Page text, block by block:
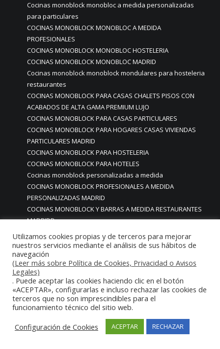
Cocinas monoblock monobloc a medida personalizadas
para particulares
COCINAS MONOBLOCK MONOBLOC A MEDIDA
PROFESIONALES
COCINAS MONOBLOCK MONOBLOC HOSTELERIA
COCINAS MONOBLOCK MONOBLOC MADRID
Cocinas monoblock monoblock mondulares para hosteleria
restaurantes
COCINAS MONOBLOCK PARA CASAS CHALETS PISOS CON
ACABADOS DE ALTA GAMA PREMIUM LUJO
COCINAS MONOBLOCK PARA CASAS PARTICULARES
COCINAS MONOBLOCK PARA HOGARES CASAS VIVIENDAS
PARTICULARES MADRID
COCINAS MONOBLOCK PARA HOSTELERIA
COCINAS MONOBLOCK PARA HOTELES
Cocinas monoblock personalizadas a medida
COCINAS MONOBLOCK PROFESIONALES A MEDIDA
PERSONALIZADAS MADRID
COCINAS MONOBLOCK Y BARRAS A MEDIDA RESTAURANTES
MADRIDD
Cocinas para chef amateur
COCINAS PARA COMEDORES EMPRESAS
cocinas para comedores escolares
COCINAS PARA FOODTRUCKS FOOD TRUCK
COCINAS PARA HOSTELERÍA O PARA HOGARES
PARTICULARES
COCINAS PARA HOTELES BUFFETS
COCINAS PARA PARTICULARES Y HOSTELERIA
COCINAS PARA RESTAURANTES
COCINAS PARA RESTAURANTES HOTELES EN MADRID
Utilizamos cookies propias y de terceros para mejorar
nuestros servicios mediante el análisis de sus hábitos de
navegación
(Leer más sobre Política de Cookies, Privacidad o Avisos
Legales)
. Puede aceptar las cookies haciendo clic en el botón
«ACEPTAR», configurarlas e incluso rechazar las cookies de
terceros que no son imprescindibles para el
funcionamiento técnico del sitio web.
Configuración de Cookies
ACEPTAR RECHAZAR